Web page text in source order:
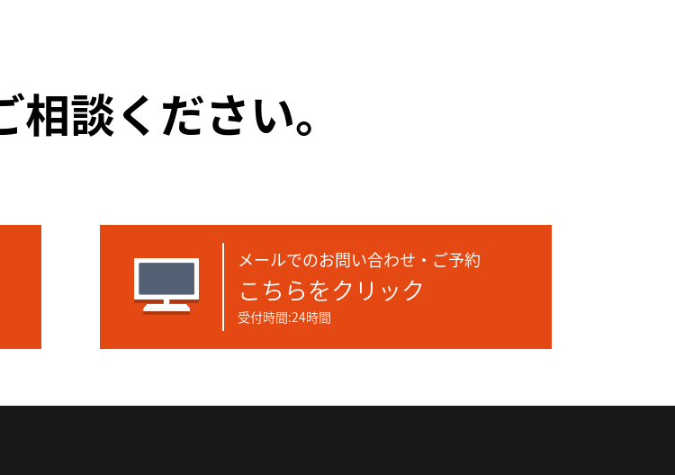
談ください。
メールでのお問い合わせ・ご予約
こちらをクリック
受付時間:24時間